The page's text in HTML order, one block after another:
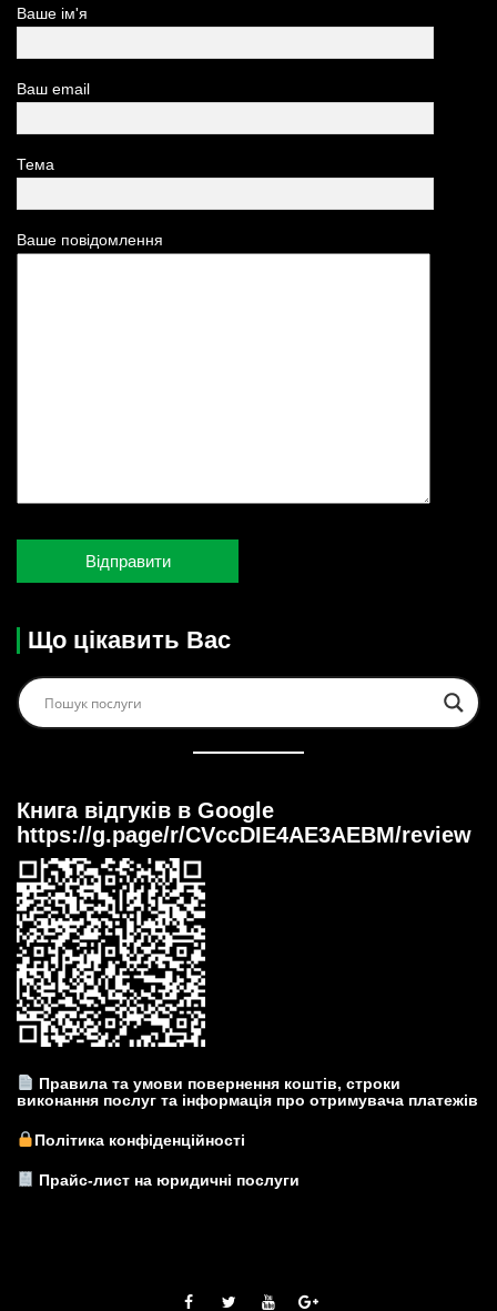
Ваше ім'я
Ваш email
Тема
Ваше повідомлення
Що цікавить Вас
Книга відгуків в Google
https://g.page/r/CVccDIE4AE3AEBM/review
Правила та умови повернення коштів, строки
виконання послуг та інформація про отримувача платежів
Політика конфіденційності
Прайс-лист на юридичні послуги